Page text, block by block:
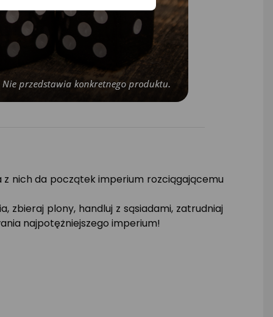
z nich da początek imperium rozciągającemu
zbieraj plony, handluj z sąsiadami, zatrudniaj
najpotężniejszego imperium!